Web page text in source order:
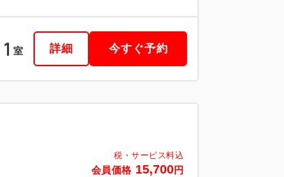
1 室 詳細 今すぐ予約
税・サービス料込
会員価格 15,700円